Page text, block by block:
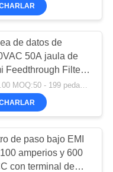
emc
de datos de
50A jaula de
Feedthrough Filter
For Faraday
de paso bajo EMI
amperios y 600
con terminal de